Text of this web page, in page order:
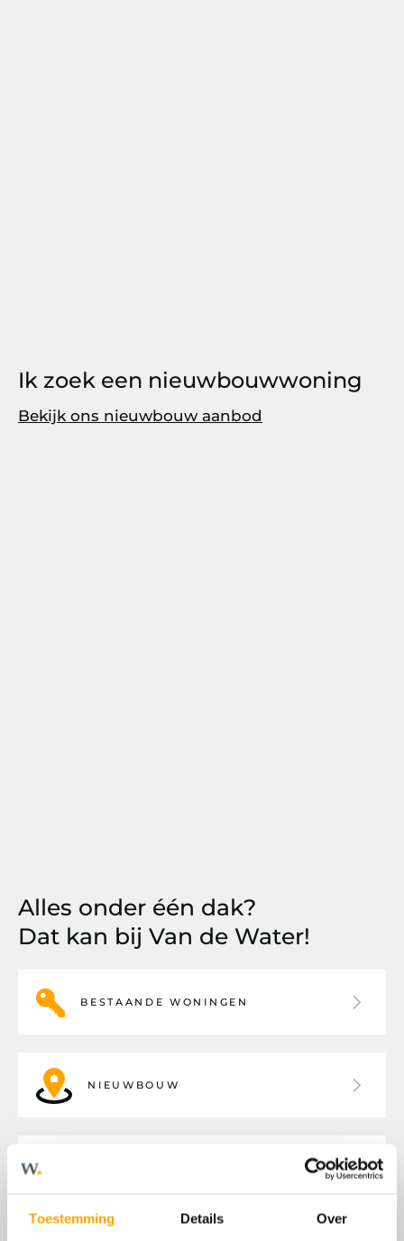
Toestemming Details Over
Ik zoek een nieuwbouwwoning
Bekijk ons nieuwbouw aanbod
Alles onder één dak?
Dat kan bij Van de Water!
BESTAANDE WONINGEN
NIEUWBOUW